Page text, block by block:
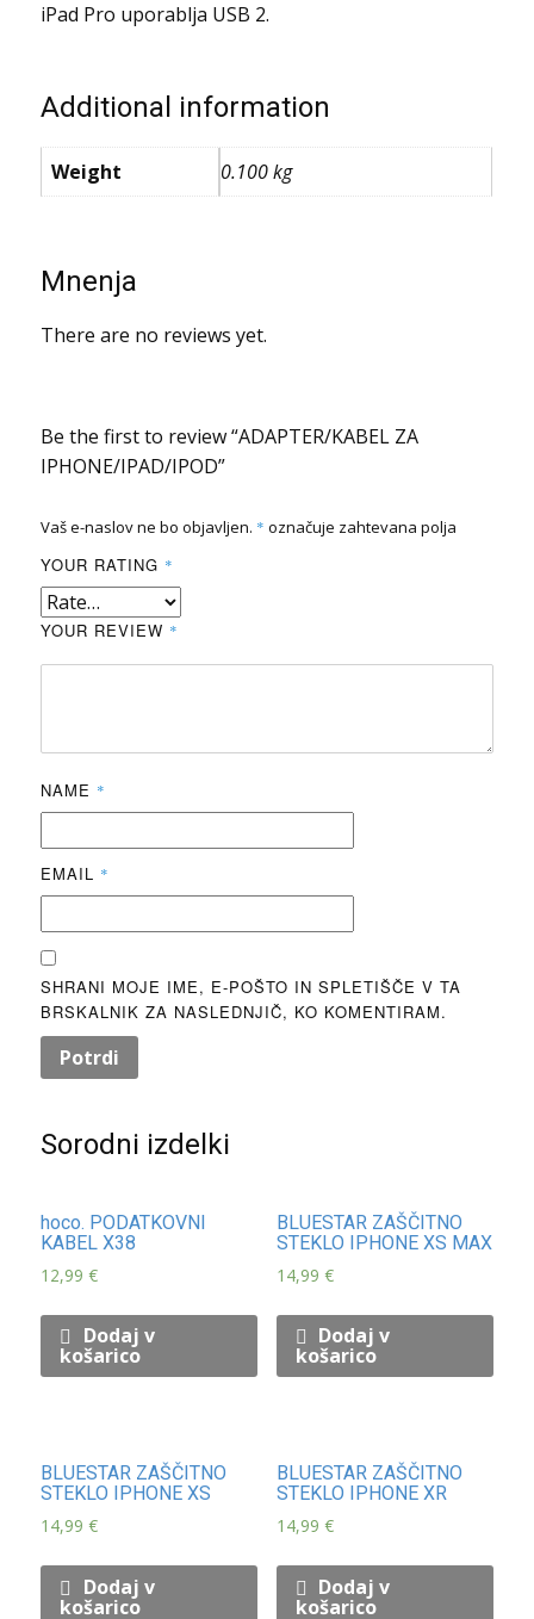
iPad Pro uporablja USB 2.
Additional information
Weight 0.100 kg
Mnenja
There are no reviews yet.
Be the first to review “ADAPTER/KABEL ZA
IPHONE/IPAD/IPOD”
Vaš e-naslov ne bo objavljen. * označuje zahtevana polja
YOUR RATING *
YOUR REVIEW *
NAME *
EMAIL *
SHRANI MOJE IME, E-POŠTO IN SPLETIŠČE V TA
BRSKALNIK ZA NASLEDNJIČ, KO KOMENTIRAM.
Sorodni izdelki
hoco. PODATKOVNI
KABEL X38
12,99€
Dodaj v
košarico
BLUESTAR ZAŠČITNO
STEKLO IPHONE XS MAX
14,99 €
Dodaj v
košarico
BLUESTAR ZAŠČITNO
STEKLO IPHONE XS
14,99€
Dodaj v
košarico
BLUESTAR ZAŠČITNO
STEKLO IPHONE XR
14,99 €
Dodaj v
košarico